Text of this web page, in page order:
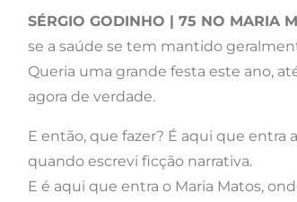
SÉRGIO GODINHO | 75 NO MARIA
se a saúde se tem mantido
Queria uma grande festa este ano,
agora de verdade.
E então, que fazer? É aqui que
quando escrevi ficção narrativa.
E é aqui que entra o Maria Matos,